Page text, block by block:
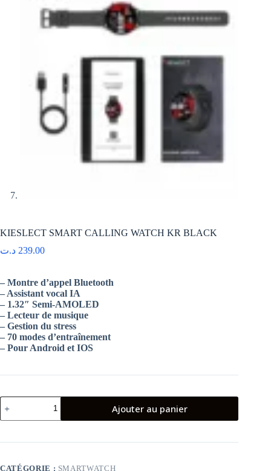
KIESLECT SMART CALLING WATCH KR BLACK
239.00 د.ت
– Montre d’appel Bluetooth
– Assistant vocal IA
– 1.32″ Semi-AMOLED
– Lecteur de musique
– Gestion du stress
– 70 modes d’entraînement
– Pour Android et IOS
quantité
de
KIESLECT
CALLING
Ajouter au panier
CATÉGORIE : SMARTWATCH